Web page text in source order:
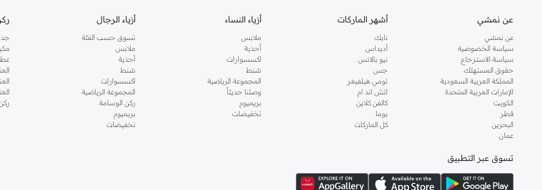
عن نمشي
عن نمشي
سياسة الخصوصية
سياسة الاسترجاع
حقوق المستهلك
المملكة العربية السعودية
الإمارات العربية المتحدة
الكويت
قطر
البحرين
عمان
أشهر الماركات
نايك
أديداس
نيو بالانس
جس
تومي هيلفيغر
اتش اند ام
كالفن كلاين
بوما
كل الماركات
أزياء النساء
ملابس
أحذية
اكسسوارات
شنط
المجموعة الرياضية
وصلنا حديثاً
بريميوم
تخفيضات
أزياء الرجال
تسوق حسب الفئة
ملابس
أحذية
شنط
اكسسوارات
المجموعة الرياضية
ركن الوسامة
بريميوم
تخفيضات
تسوق عبر التطبيق